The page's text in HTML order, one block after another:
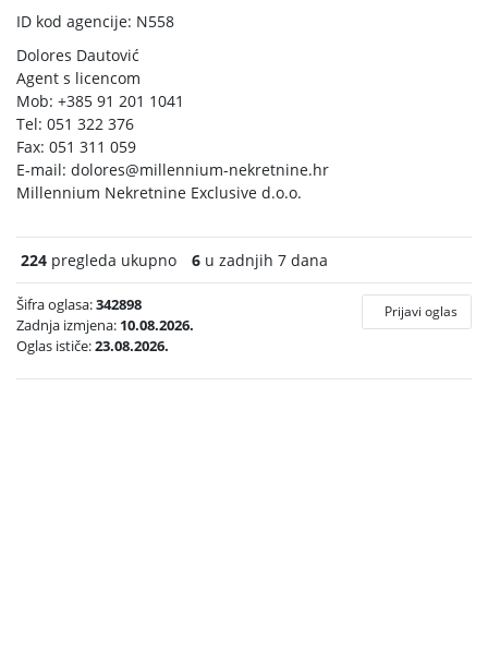
ID kod agencije: N558
Dolores Dautović
Agent s licencom
Mob: +385 91 201 1041
Tel: 051 322 376
Fax: 051 311 059
E-mail: dolores@millennium-nekretnine.hr
Millennium Nekretnine Exclusive d.o.o.
224 pregleda ukupno 6 u zadnjih 7 dana
Šifra oglasa:342898
Zadnja izmjena: 10.08.2026.
Oglas ističe:23.08.2026.
Prijavi oglas